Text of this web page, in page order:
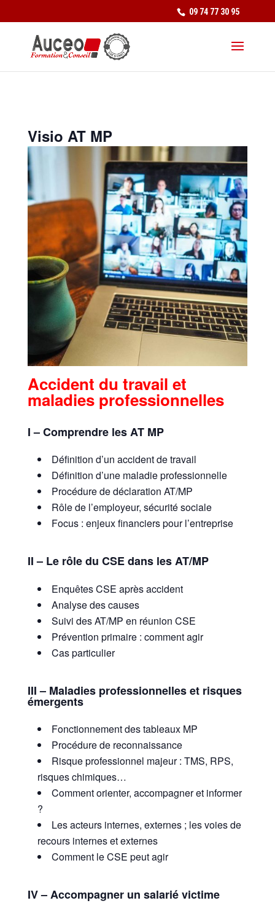
09 74 77 30 95
Visio AT MP
Accident du travail et
maladies professionnelles
I – Comprendre les AT MP
Définition d’un accident de travail
Définition d’une maladie professionnelle
Procédure de déclaration AT/MP
Rôle de l’employeur, sécurité sociale
Focus : enjeux financiers pour l’entreprise
II – Le rôle du CSE dans les AT/MP
Enquêtes CSE après accident
Analyse des causes
Suivi des AT/MP en réunion CSE
Prévention primaire : comment agir
Cas particulier
III – Maladies professionnelles et risques
émergents
Fonctionnement des tableaux MP
Procédure de reconnaissance
Risque professionnel majeur : TMS, RPS,
risques chimiques…
Comment orienter, accompagner et informer
?
Les acteurs internes, externes ; les voies de
recours internes et externes
Comment le CSE peut agir
IV – Accompagner un salarié victime